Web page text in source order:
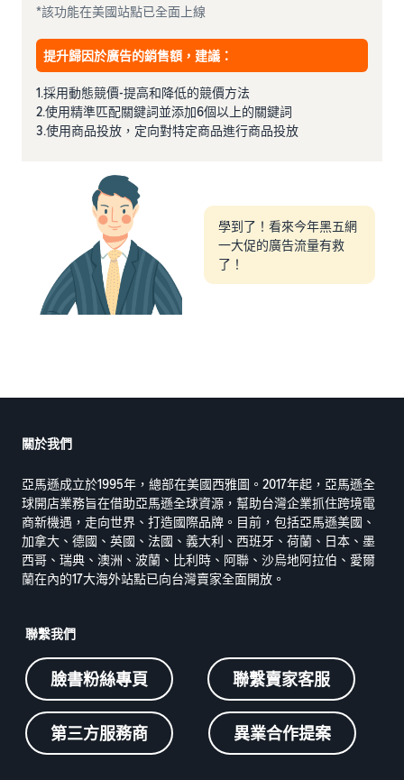
*該功能在美國站點已全面上線
提升歸因於廣告的銷售額，建議：
1.採用動態競價-提高和降低的競價方法
2.使用精準匹配關鍵詞並添加6個以上的關鍵詞
3.使用商品投放，定向對特定商品進行商品投放
學到了！看來今年黑五網
一大促的廣告流量有救
了！
關於我們
亞馬遜成立於1995年，總部在美國西雅圖。2017年起，亞馬遜全
球開店業務旨在借助亞馬遜全球資源，幫助台灣企業抓住跨境電
商新機遇，走向世界、打造國際品牌。目前，包括亞馬遜美國、
加拿大、德國、英國、法國、義大利、西班牙、荷蘭、日本、墨
西哥、瑞典、澳洲、波蘭、比利時、阿聯、沙烏地阿拉伯、愛爾
蘭在內的17大海外站點已向台灣賣家全面開放。
聯繫我們
臉書粉絲專頁 聯繫賣家客服
第三方服務商 異業合作提案